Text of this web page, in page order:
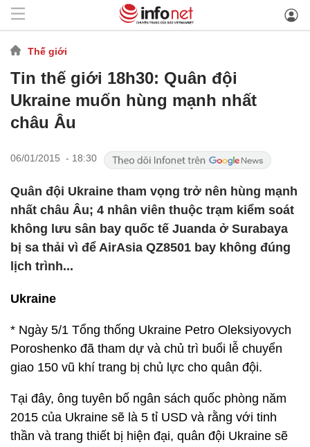
Thế giới
Tin thế giới 18h30: Quân đội
Ukraine muốn hùng mạnh nhất
châu Âu
06/01/2015 - 18:30
Quân đội Ukraine tham vọng trở nên hùng mạnh
nhất châu Âu; 4 nhân viên thuộc trạm kiểm soát
không lưu sân bay quốc tế Juanda ở Surabaya
bị sa thải vì để AirAsia QZ8501 bay không đúng
lịch trình...
Ukraine
* Ngày 5/1 Tổng thống Ukraine Petro Oleksiyovych
Poroshenko đã tham dự và chủ trì buổi lễ chuyển
giao 150 vũ khí trang bị chủ lực cho quân đội.
Tại đây, ông tuyên bố ngân sách quốc phòng năm
2015 của Ukraine sẽ là 5 tỉ USD và rằng với tinh
thần và trang thiết bị hiện đại, quân đội Ukraine sẽ